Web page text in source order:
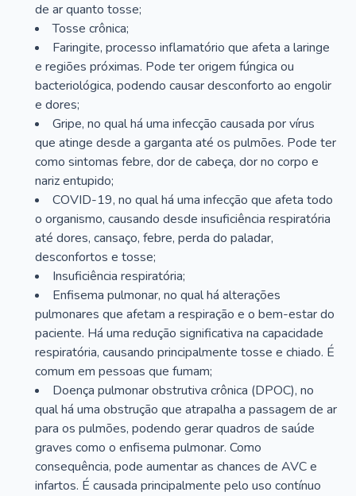
de ar quanto tosse;
Tosse crônica;
Faringite, processo inflamatório que afeta a laringe
e regiões próximas. Pode ter origem fúngica ou
bacteriológica, podendo causar desconforto ao engolir
e dores;
Gripe, no qual há uma infecção causada por vírus
que atinge desde a garganta até os pulmões. Pode ter
como sintomas febre, dor de cabeça, dor no corpo e
nariz entupido;
COVID-19, no qual há uma infecção que afeta todo
o organismo, causando desde insuficiência respiratória
até dores, cansaço, febre, perda do paladar,
desconfortos e tosse;
Insuficiência respiratória;
Enfisema pulmonar, no qual há alterações
pulmonares que afetam a respiração e o bem-estar do
paciente. Há uma redução significativa na capacidade
respiratória, causando principalmente tosse e chiado. É
comum em pessoas que fumam;
Doença pulmonar obstrutiva crônica (DPOC), no
qual há uma obstrução que atrapalha a passagem de ar
para os pulmões, podendo gerar quadros de saúde
graves como o enfisema pulmonar. Como
consequência, pode aumentar as chances de AVC e
infartos. É causada principalmente pelo uso contínuo